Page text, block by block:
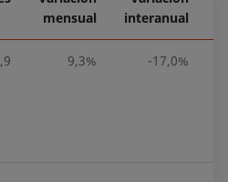
mensual
interanual
9,3% -17,0%